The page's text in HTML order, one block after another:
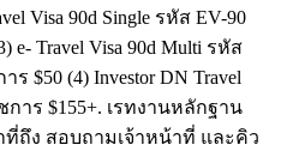
Visa 90d Single รหัส EV-90
Travel Visa 90d Multi รหัส
$50 (4) Investor DN Travel
าร $155+. เรทงานหลักฐาน
ถึง สอบถามเจ้าหน้าที่ และคิว